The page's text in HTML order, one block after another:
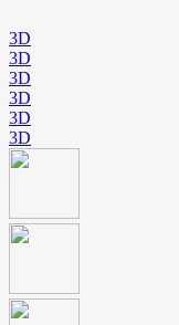
3D
3D
3D
3D
3D
3D